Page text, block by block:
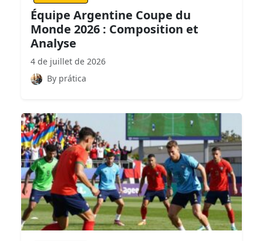
Équipe Argentine Coupe du
Monde 2026 : Composition et
Analyse
4 de juillet de 2026
By prática